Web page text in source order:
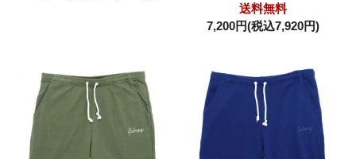
送料無料
7,200円(税込7,920円)